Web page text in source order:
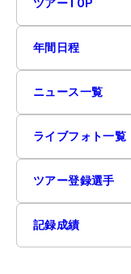
ツアーTOP
年間日程
ニュース一覧
ライブフォト一覧
ツアー登録選手
記録成績